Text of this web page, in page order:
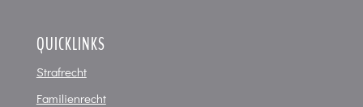
QUICKLINKS
Strafrecht
Familienrecht